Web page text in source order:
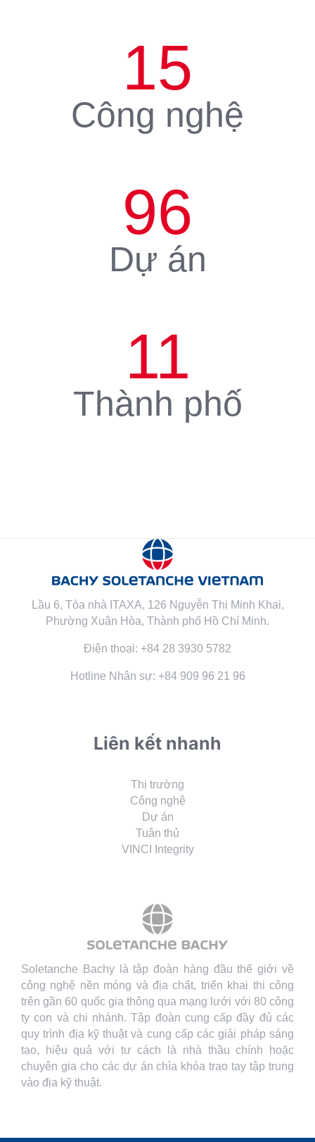
15
Công nghệ
96
Dự án
11
Thành phố
Lầu 6, Tòa nhà ITAXA, 126 Nguyễn Thị Minh Khai,
Phường Xuân Hòa, Thành phố Hồ Chí Minh.
Điện thoại: +84 28 3930 5782
Hotline Nhân sự: +84 909 96 21 96
Liên kết nhanh
Thị trường
Công nghệ
Dự án
Tuân thủ
VINCI Integrity
Soletanche Bachy là tập đoàn hàng đầu thế giới về
công nghệ nền móng và địa chất, triển khai thi công
trên gần 60 quốc gia thông qua mạng lưới với 80 công
ty con và chi nhánh. Tập đoàn cung cấp đầy đủ các
quy trình địa kỹ thuật và cung cấp các giải pháp sáng
tạo, hiệu quả với tư cách là nhà thầu chính hoặc
chuyên gia cho các dự án chìa khóa trao tay tập trung
vào địa kỹ thuật.